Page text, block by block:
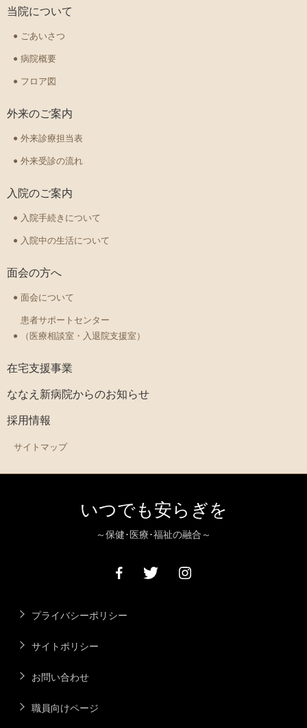
当院について
ごあいさつ
病院概要
フロア図
外来のご案内
外来診療担当表
外来受診の流れ
入院のご案内
入院手続きについて
入院中の生活について
面会の方へ
面会について
患者サポートセンター
（医療相談室・入退院支援室）
在宅支援事業
ななえ新病院からのお知らせ
採用情報
サイトマップ
いつでも安らぎを
～保健･医療･福祉の融合～
プライバシーポリシー
サイトポリシー
お問い合わせ
職員向けページ